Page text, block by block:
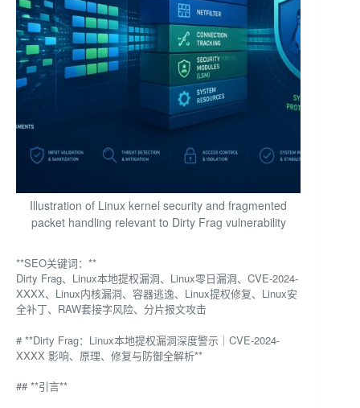
Illustration of Linux kernel security and fragmented
packet handling relevant to Dirty Frag vulnerability
**SEO关键词：**
Dirty Frag、Linux本地提权漏洞、Linux零日漏洞、CVE-2024-
XXXX、Linux内核漏洞、容器逃逸、Linux提权修复、Linux安
全补丁、RAW套接字风险、分片报文攻击
# **Dirty Frag：Linux本地提权漏洞深度警示｜CVE-2024-
XXXX 影响、原理、修复与防御全解析**
## **引言**